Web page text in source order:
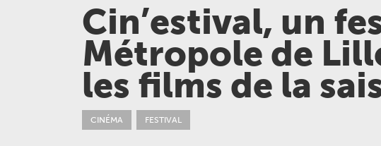
Cin’estival, un
Métropole de
les films de la
CINÉMA FESTIVAL